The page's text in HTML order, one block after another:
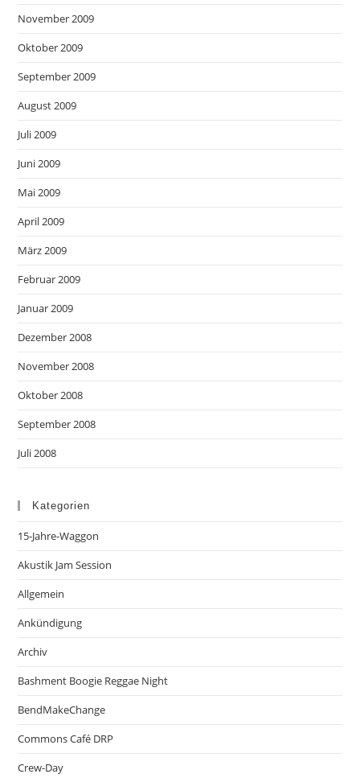
November 2009
Oktober 2009
September 2009
August 2009
Juli 2009
Juni 2009
Mai 2009
April 2009
März 2009
Februar 2009
Januar 2009
Dezember 2008
November 2008
Oktober 2008
September 2008
Juli 2008
Kategorien
15-Jahre-Waggon
Akustik Jam Session
Allgemein
Ankündigung
Archiv
Bashment Boogie Reggae Night
BendMakeChange
Commons Café DRP
Crew-Day